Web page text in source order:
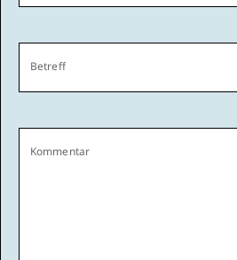
Betreff
Kommentar